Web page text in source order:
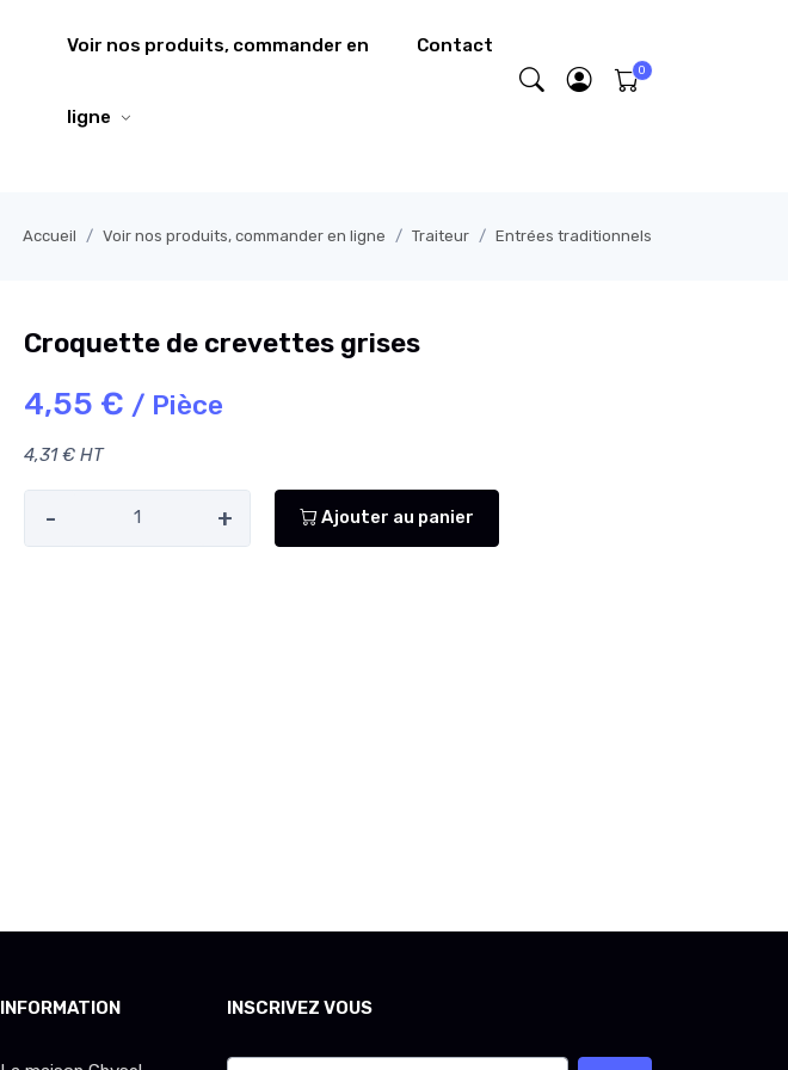
Voir nos produits, commander en
ligne
Contact
Accueil Voir nos produits, commander en ligne Traiteur Entrées traditionnels
Croquette de crevettes grises
4,55 € / Pièce
4,31 € HT
- + Ajouter au panier
INFORMATION INSCRIVEZ VOUS